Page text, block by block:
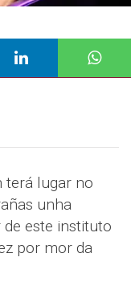
terá lugar no
unha
este instituto
por mor da